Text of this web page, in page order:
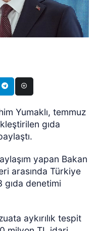
Yumaklı, temmuz
gıda
yapan Bakan
arasında Türkiye
gıda denetimi
aykırılık tespit